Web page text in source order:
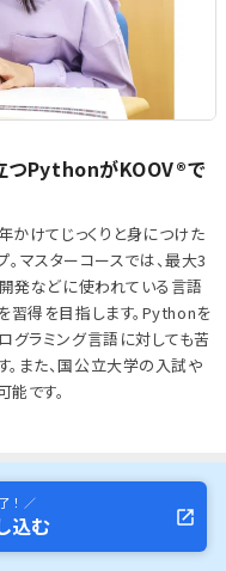
つPythonがKOOV®で
かけてじっくりと身につけた
マスターコースでは、最大3
発などに使われている言語
習得を目指します。Pythonを
グラミング言語に対しても苦
また、国公立大学の入試や
です。
！ ／
込む